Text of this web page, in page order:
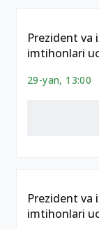
Prezident
imtihonlari
29-yan,
Prezident
imtihonlari